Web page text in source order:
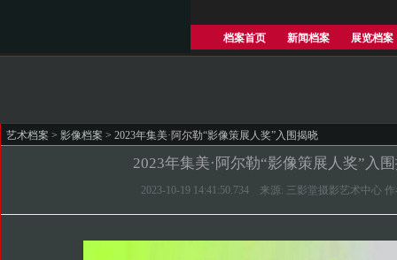
档案首页 新闻档案 展览档案
艺术档案 > 影像档案 > 2023年集美·阿尔勒“影像策展人奖”入围揭晓
2023年集美·阿尔勒“影像策展人奖”入
2023-10-19 14:41:50.734 来源: 三影堂摄影艺术中心